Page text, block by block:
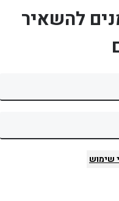
להשאיר
שימוש